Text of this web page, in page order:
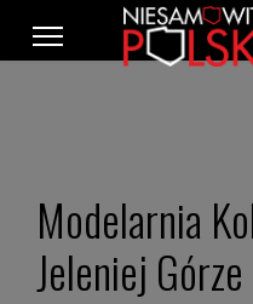
Modelarnia
Jeleniej Górze